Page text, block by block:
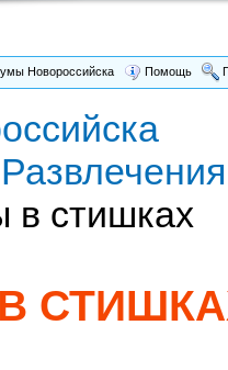
Новороссийска Помощь
в стишках